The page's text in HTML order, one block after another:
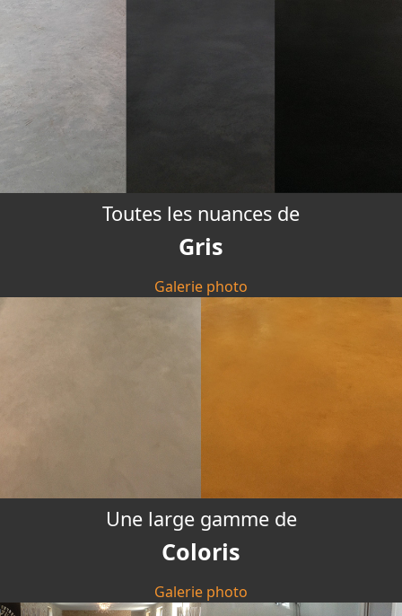
Toutes les nuances de
Gris
Galerie photo
Une large gamme de
Coloris
Galerie photo